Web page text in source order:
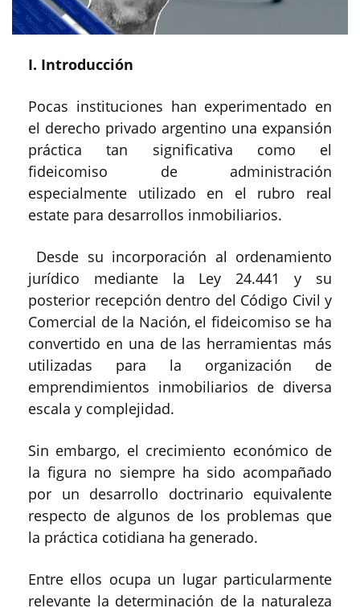
I. Introducción
Pocas instituciones han experimentado en
el derecho privado argentino una expansión
práctica tan significativa como el
fideicomiso de administración
especialmente utilizado en el rubro real
estate para desarrollos inmobiliarios.
Desde su incorporación al ordenamiento
jurídico mediante la Ley 24.441 y su
posterior recepción dentro del Código Civil y
Comercial de la Nación, el fideicomiso se ha
convertido en una de las herramientas más
utilizadas para la organización de
emprendimientos inmobiliarios de diversa
escala y complejidad.
Sin embargo, el crecimiento económico de
la figura no siempre ha sido acompañado
por un desarrollo doctrinario equivalente
respecto de algunos de los problemas que
la práctica cotidiana ha generado.
Entre ellos ocupa un lugar particularmente
relevante la determinación de la naturaleza